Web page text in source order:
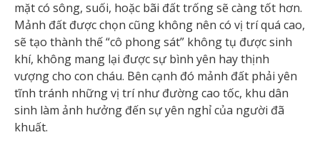
mặt có sông, suối, hoặc bãi đất trống sẽ càng tốt hơn.
Mảnh đất được chọn cũng không nên có vị trí quá cao,
sẽ tạo thành thế “cô phong sát” không tụ được sinh
khí, không mang lại được sự bình yên hay thịnh
vượng cho con cháu. Bên cạnh đó mảnh đất phải yên
tĩnh tránh những vị trí như đường cao tốc, khu dân
sinh làm ảnh hưởng đến sự yên nghỉ của người đã
khuất.